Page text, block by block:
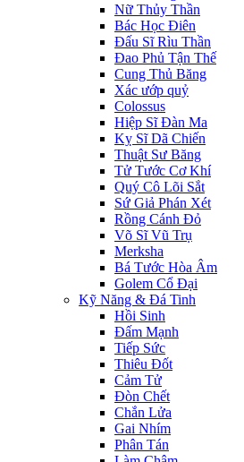
Nữ Thủy Thần
Bác Học Điên
Đấu Sĩ Rìu Thần
Đao Phủ Tận Thế
Cung Thủ Băng
Xác ướp quỷ
Colossus
Hiệp Sĩ Đàn Ma
Kỵ Sĩ Dã Chiến
Thuật Sư Băng
Tử Tước Cơ Khí
Quý Cô Lõi Sắt
Sứ Giả Phán Xét
Rồng Cánh Đỏ
Võ Sĩ Vũ Trụ
Merksha
Bá Tước Hòa Âm
Golem Cổ Đại
Kỹ Năng & Đá Tinh
Hồi Sinh
Đấm Mạnh
Tiếp Sức
Thiêu Đốt
Cảm Tử
Đòn Chết
Chắn Lửa
Gai Nhím
Phân Tán